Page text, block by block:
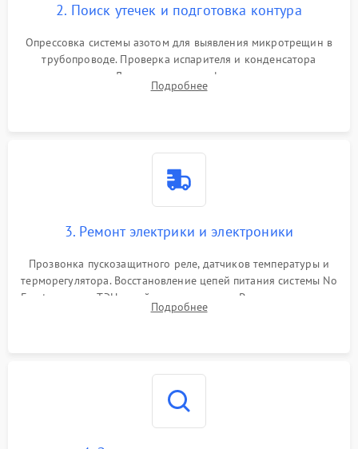
2. Поиск утечек и подготовка контура
Опрессовка системы азотом для выявления микротрещин в
трубопроводе. Проверка испарителя и конденсатора
течеискателем. Демонтаж старого фильтра-осушителя и
продувка капиллярной трубки для устранения засоров.
Подробнее
3. Ремонт электрики и электроники
Прозвонка пускозащитного реле, датчиков температуры и
терморегулятора. Восстановление цепей питания системы No
Frost, включая ТЭН оттайки и вентилятор. Ремонт или замена
платы управления при сбоях алгоритмов.
Подробнее